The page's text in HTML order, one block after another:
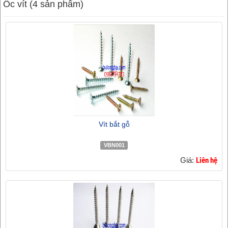
Ốc vít (4 sản phẩm)
Vít bắt gỗ
VBN001
Giá: Liên hệ